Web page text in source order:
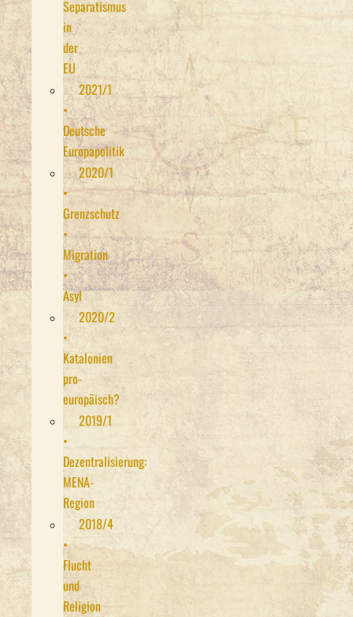
Separatismus
in
der
EU
2021/1
•
Deutsche
Europapolitik
2020/1
•
Grenzschutz
•
Migration
•
Asyl
2020/2
•
Katalonien
pro-
europäisch?
2019/1
•
Dezentralisierung:
MENA-
Region
2018/4
•
Flucht
und
Religion